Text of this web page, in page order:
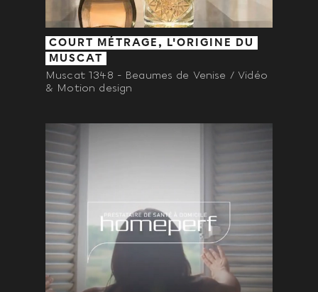
COURT MÉTRAGE, L'ORIGINE DU
MUSCAT
Muscat 1348 - Beaumes de Venise / Vidéo
& Motion design